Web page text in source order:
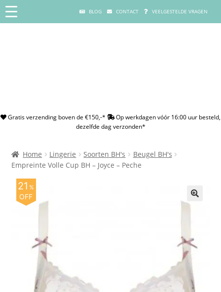
BLOG CONTACT VEELGESTELDE VRAGEN
Gratis verzending boven de €150,-*
Op werkdagen vóór 16:00 uur besteld,
dezelfde dag verzonden*
Home Lingerie Soorten BH's
Beugel BH's
Empreinte Volle Cup BH – Joyce – Peche
21%
OFF